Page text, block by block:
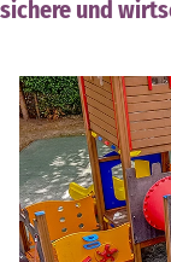
sichere und